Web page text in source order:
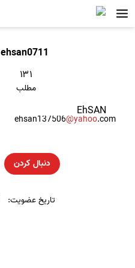
ehsan0711
۱۳۱
مطلب
EhSAN
ehsan137506@yahoo.com
دنبال کردن
تاریخ عضویت: